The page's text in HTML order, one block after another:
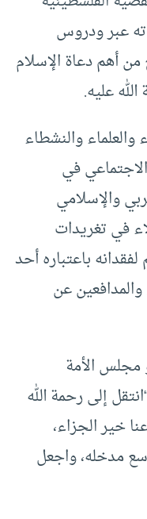
عبر ودروس
أهم دعاة الإسلام
عليه.
والنشطاء
في
والإسلامي
في تغريدات
باعتباره أحد
عن
مجلس الأمة
إلى رحمة الله
خير الجزاء،
مدخله، واجعل